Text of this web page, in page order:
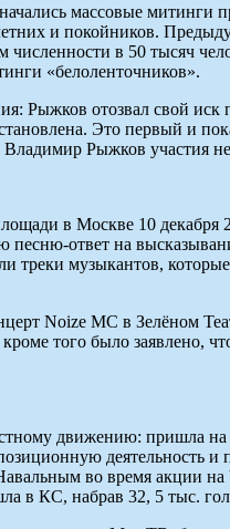
массовые
и покойников.
в 50 тысяч
«белоленточников».
отозвал свой иск
Это первый и
Рыжков участия
в Москве 10 декабря
ответ на
треки музыкантов,
Noize MC в Зелёном
того было заявлено,
движению: пришла
деятельность и
во время акции
в КС, набрав 32, 5 тыс.